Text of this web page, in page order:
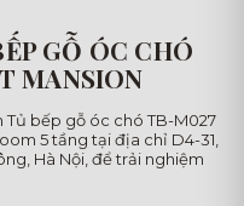
GỖ ÓC CHÓ
MANSION
Tủ bếp gỗ óc chó TB-M027
5 tầng tại địa chỉ D4-31,
Hà Nội, để trải nghiệm